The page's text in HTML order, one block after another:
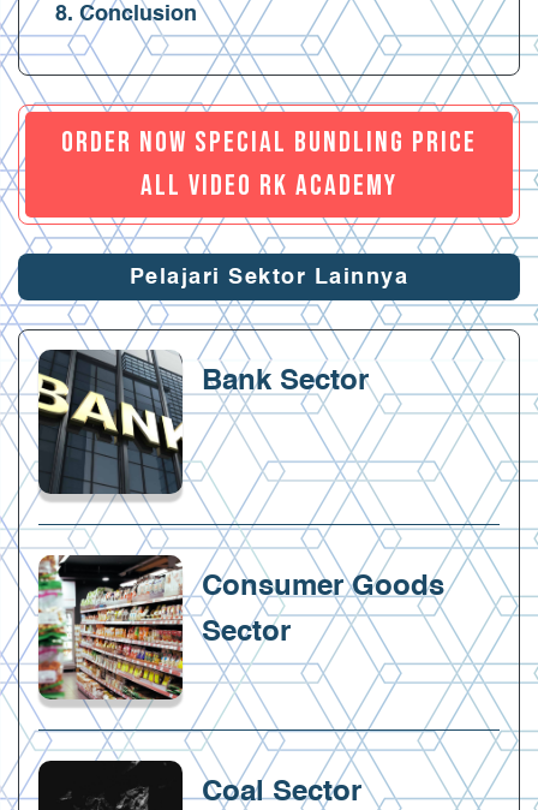
8. Conclusion
ORDER NOW SPECIAL BUNDLING PRICE
ALL VIDEO RK ACADEMY
Pelajari Sektor Lainnya
Bank Sector
Consumer Goods
Sector
Coal Sector